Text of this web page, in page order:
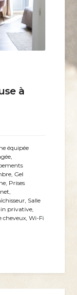
à
équipée
,
, Gel
, Prises
,
, Salle
privative,
cheveux, Wi-Fi